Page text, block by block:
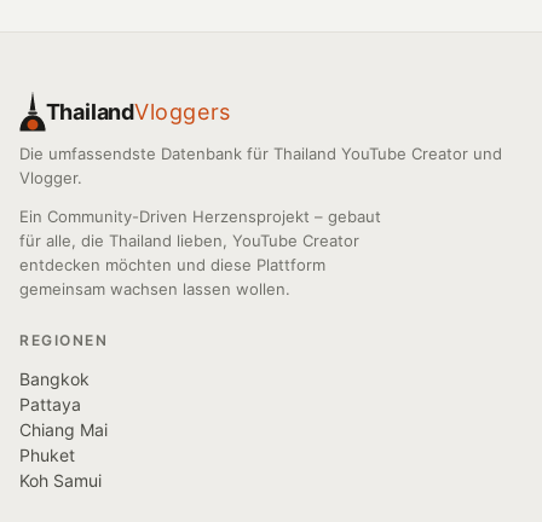
ThailandVloggers
Die umfassendste Datenbank für Thailand YouTube Creator und
Vlogger.
Ein Community-Driven Herzensprojekt – gebaut
für alle, die Thailand lieben, YouTube Creator
entdecken möchten und diese Plattform
gemeinsam wachsen lassen wollen.
REGIONEN
Bangkok
Pattaya
Chiang Mai
Phuket
Koh Samui